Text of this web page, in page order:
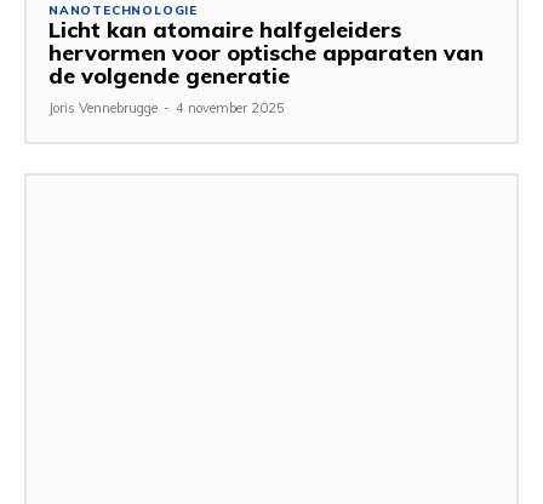
NANOTECHNOLOGIE
Licht kan atomaire halfgeleiders
hervormen voor optische apparaten van
de volgende generatie
Joris Vennebrugge - 4 november 2025